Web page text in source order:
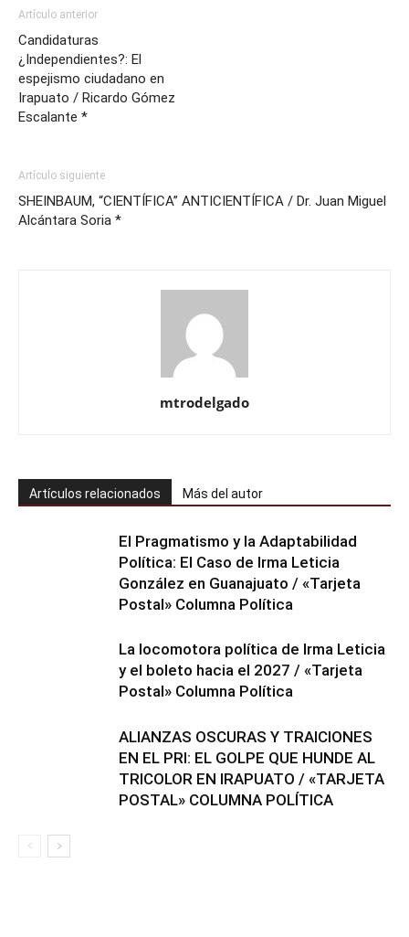
Artículo anterior
Candidaturas
¿Independientes?: El
espejismo ciudadano en
Irapuato / Ricardo Gómez
Escalante *
Artículo siguiente
SHEINBAUM, “CIENTÍFICA” ANTICIENTÍFICA / Dr. Juan Miguel
Alcántara Soria *
mtrodelgado
Artículos relacionados Más del autor
El Pragmatismo y la Adaptabilidad
Política: El Caso de Irma Leticia
González en Guanajuato / «Tarjeta
Postal» Columna Política
La locomotora política de Irma Leticia
y el boleto hacia el 2027 / «Tarjeta
Postal» Columna Política
ALIANZAS OSCURAS Y TRAICIONES
EN EL PRI: EL GOLPE QUE HUNDE AL
TRICOLOR EN IRAPUATO / «TARJETA
POSTAL» COLUMNA POLÍTICA